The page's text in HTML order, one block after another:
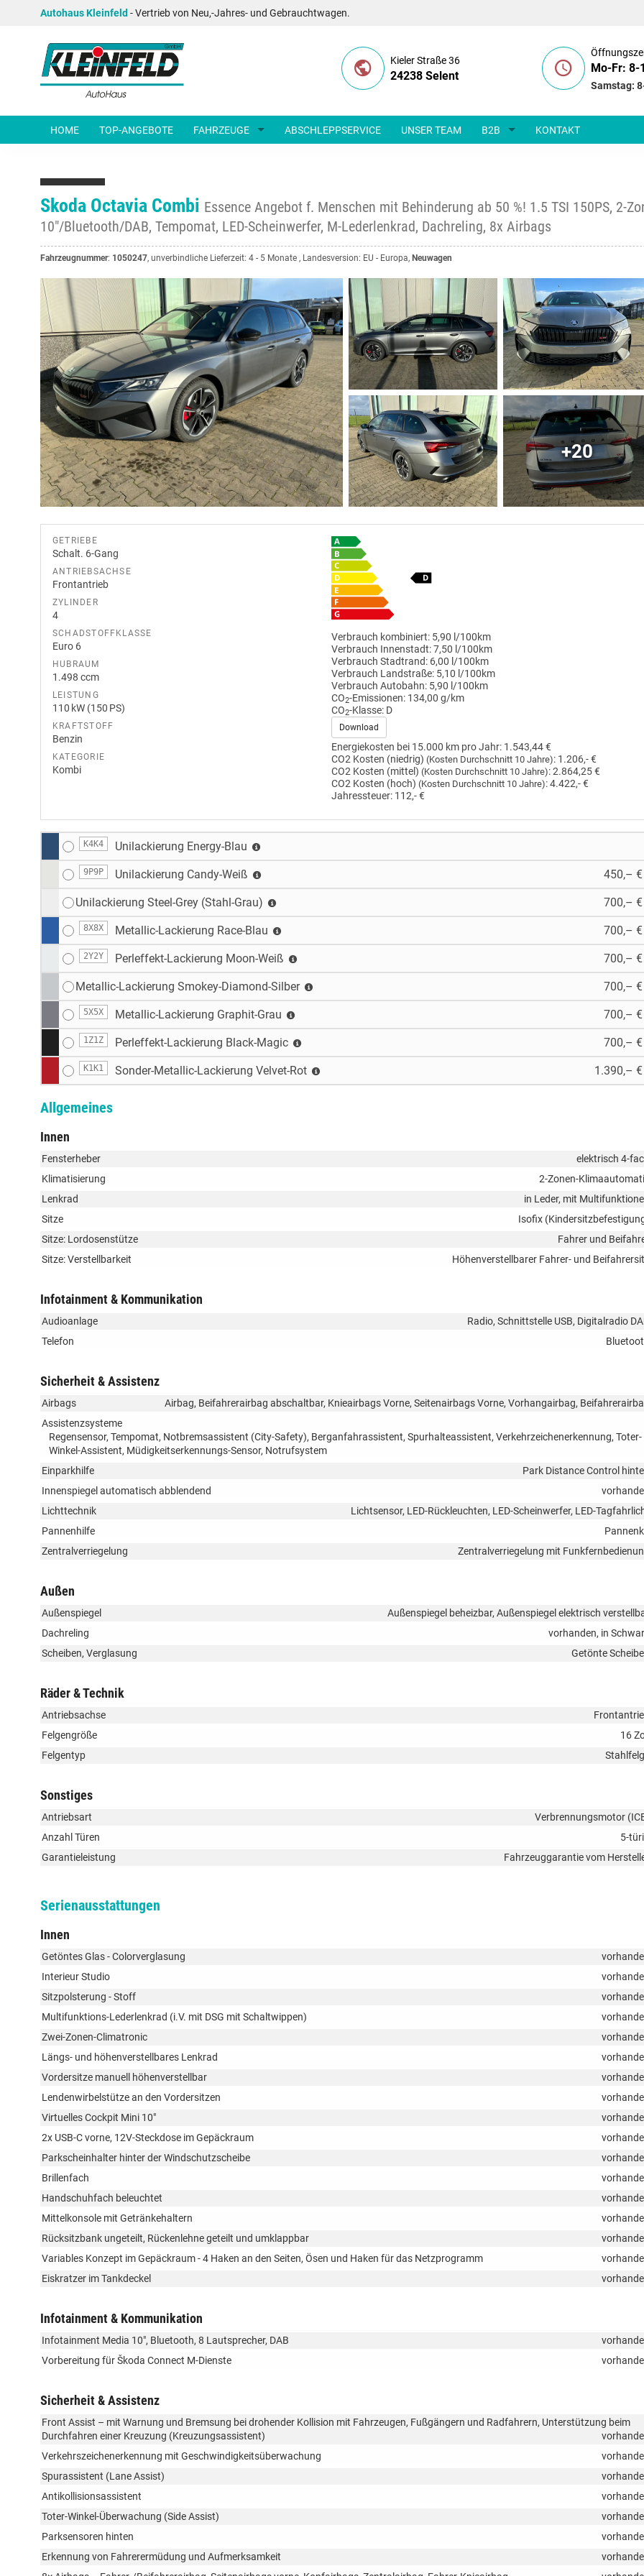
Autohaus Kleinfeld - Vertrieb von Neu,-Jahres- und Gebrauchtwagen.
Kieler Straße 36
24238 Selent
Mo-Fr: 8-
Samstag:
HOME TOP-ANGEBOTE FAHRZEUGE ABSCHLEPPSERVICE UNSER TEAM B2B KONTAKT
Skoda Octavia Combi Essence Angebot f. Menschen mit Behinderung ab 50 %! 1.5 TSI 150PS, 2-
10"/Bluetooth/DAB, Tempomat, LED-Scheinwerfer, M-Lederlenkrad, Dachreling, 8x Airbags
Fahrzeugnummer: 1050247, unverbindliche Lieferzeit: 4 - 5 Monate , Landesversion: EU - Europa, Neuwagen
+20
GETRIEBE
Schalt. 6-Gang
ANTRIEBSACHSE
Frontantrieb
ZYLINDER
4
SCHADSTOFFKLASSE
Euro 6
HUBRAUM
1.498 ccm
LEISTUNG
110 kW (150 PS)
KRAFTSTOFF
Benzin
KATEGORIE
Kombi
Verbrauch kombiniert: 5,90 l/100km
Verbrauch Innenstadt:7,50 l/100km
Verbrauch Stadtrand: 6,00 l/100km
Verbrauch Landstraße: 5,10 l/100km
Verbrauch Autobahn: 5,90 l/100km
CO2-Emissionen: 134,00 g/km
CO2-Klasse: D
Download
Energiekosten bei 15.000 km pro Jahr: 1.543,44 €
CO2 Kosten (niedrig) (Kosten Durchschnitt 10 Jahre): 1.206,- €
CO2 Kosten (mittel) (Kosten Durchschnitt 10 Jahre):2.864,25 €
CO2 Kosten (hoch) (Kosten Durchschnitt 10 Jahre):4.422,- €
Jahressteuer: 112,- €
K4K4 Unilackierung Energy-Blau
9P9P Unilackierung Candy-Weiß 450,– €
Unilackierung Steel-Grey (Stahl-Grau) 700,– €
8X8X Metallic-Lackierung Race-Blau 700,– €
2Y2Y Perleffekt-Lackierung Moon-Weiß 700,– €
Metallic-Lackierung Smokey-Diamond-Silber 700,– €
5X5X Metallic-Lackierung Graphit-Grau 700,– €
1Z1Z Perleffekt-Lackierung Black-Magic 700,– €
K1K1 Sonder-Metallic-Lackierung Velvet-Rot 1.390,– €
Allgemeines
Innen
Fensterheber
elektrisch 4-
Klimatisierung
2-Zonen-
Lenkrad
in Leder, mit
Sitze
Isofix
Sitze: Lordosenstütze
Fahrer und
Sitze: Verstellbarkeit
Höhenverstellbarer Fahrer- und
Infotainment & Kommunikation
Audioanlage
Radio, Schnittstelle USB, Digitalradio
Telefon
Sicherheit & Assistenz
Airbags
Airbag, Beifahrerairbag abschaltbar, Knieairbags Vorne, Seitenairbags Vorne, Vorhangairbag,
Assistenzsysteme
Regensensor, Tempomat, Notbremsassistent (City-Safety), Berganfahrassistent, Spurhalteassistent, Verkehrzeichenerkennung, Toter-
Winkel-Assistent, Müdigkeitserkennungs-Sensor, Notrufsystem
Einparkhilfe
Park Distance Control
Innenspiegel automatisch abblendend
Lichttechnik
Lichtsensor, LED-Rückleuchten, LED-Scheinwerfer, LED-
Pannenhilfe
Zentralverriegelung
Zentralverriegelung mit
Außen
Außenspiegel
Außenspiegel beheizbar, Außenspiegel elektrisch
Dachreling
vorhanden, in
Scheiben, Verglasung
Getönte
Räder & Technik
Antriebsachse
Felgengröße
16
Felgentyp
Sonstiges
Antriebsart
Verbrennungsmotor
Anzahl Türen
5-
Garantieleistung
Fahrzeuggarantie vom
Serienausstattungen
Innen
Getöntes Glas - Colorverglasung
Interieur Studio
Sitzpolsterung - Stoff
Multifunktions-Lederlenkrad (i.V. mit DSG mit Schaltwippen)
Zwei-Zonen-Climatronic
Längs- und höhenverstellbares Lenkrad
Vordersitze manuell höhenverstellbar
Lendenwirbelstütze an den Vordersitzen
Virtuelles Cockpit Mini 10"
2x USB-C vorne, 12V-Steckdose im Gepäckraum
Parkscheinhalter hinter der Windschutzscheibe
Brillenfach
Handschuhfach beleuchtet
Mittelkonsole mit Getränkehaltern
Rücksitzbank ungeteilt, Rückenlehne geteilt und umklappbar
Variables Konzept im Gepäckraum - 4 Haken an den Seiten, Ösen und Haken für das Netzprogramm
Eiskratzer im Tankdeckel
Infotainment & Kommunikation
Infotainment Media 10", Bluetooth, 8 Lautsprecher, DAB
Vorbereitung für Škoda Connect M-Dienste
Sicherheit & Assistenz
Front Assist – mit Warnung und Bremsung bei drohender Kollision mit Fahrzeugen, Fußgängern und Radfahrern, Unterstützung beim
Durchfahren einer Kreuzung (Kreuzungsassistent)
Verkehrszeichenerkennung mit Geschwindigkeitsüberwachung
Spurassistent (Lane Assist)
Antikollisionsassistent
Toter-Winkel-Überwachung (Side Assist)
Parksensoren hinten
Erkennung von Fahrerermüdung und Aufmerksamkeit